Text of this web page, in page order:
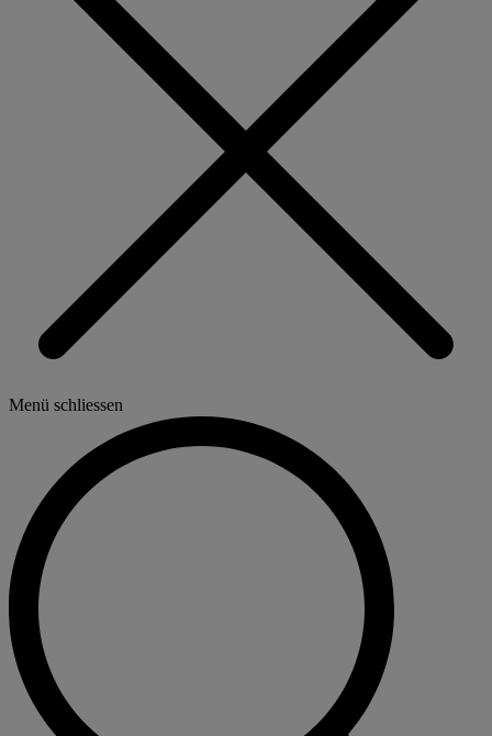
Menü schliessen